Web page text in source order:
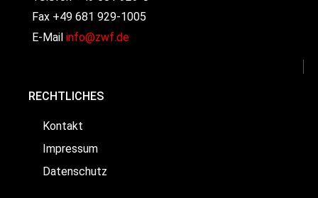
Fax +49 681 929-1005
E-Mail info@zwf.de
RECHTLICHES
Kontakt
Impressum
Datenschutz